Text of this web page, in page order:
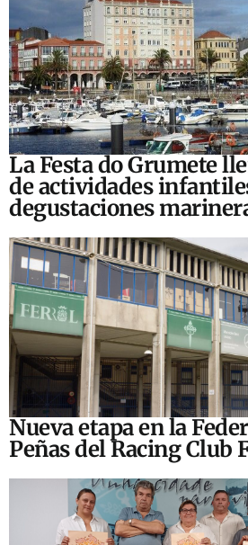
La Festa do Grumete
de actividades
degustaciones
Nueva etapa en la
Peñas del Racing Club